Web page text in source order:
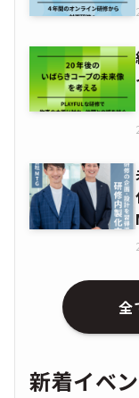
全
新着イベ